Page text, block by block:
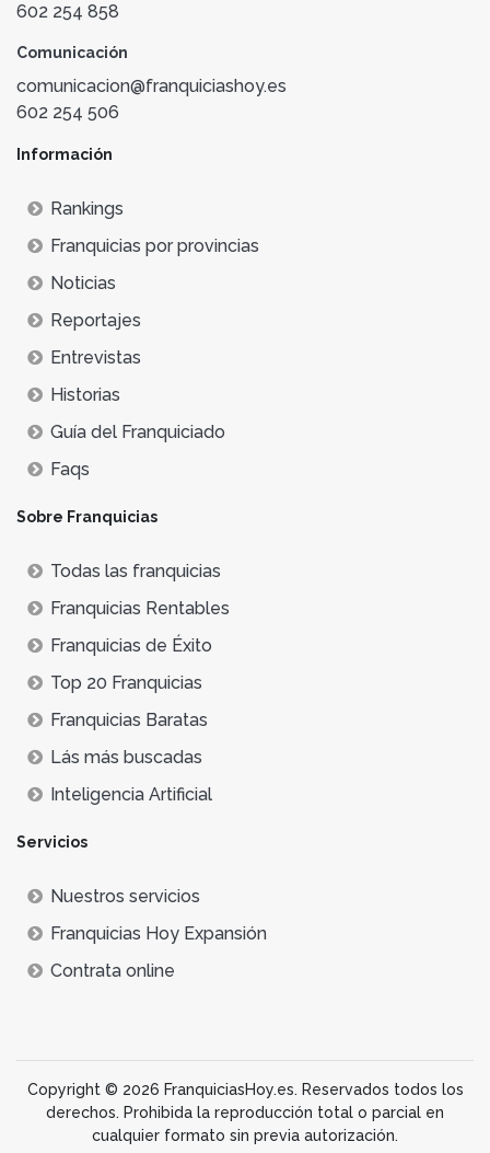
602 254 858
Comunicación
comunicacion@franquiciashoy.es
602 254 506
Información
Rankings
Franquicias por provincias
Noticias
Reportajes
Entrevistas
Historias
Guía del Franquiciado
Faqs
Sobre Franquicias
Todas las franquicias
Franquicias Rentables
Franquicias de Éxito
Top 20 Franquicias
Franquicias Baratas
Lás más buscadas
Inteligencia Artificial
Servicios
Nuestros servicios
Franquicias Hoy Expansión
Contrata online
Copyright © 2026 FranquiciasHoy.es. Reservados todos los
derechos. Prohibida la reproducción total o parcial en
cualquier formato sin previa autorización.